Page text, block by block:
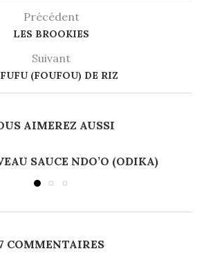
Précédent
LES BROOKIES
Suivant
(FOUFOU) DE RIZ
AIMEREZ AUSSI
SAUCE NDO’O (ODIKA)
COMMENTAIRES